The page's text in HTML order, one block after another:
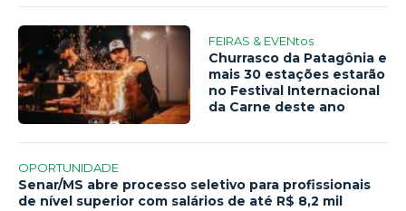
FEIRAS & EVENtos
Churrasco da Patagônia e
mais 30 estações estarão
no Festival Internacional
da Carne deste ano
OPORTUNIDADE
Senar/MS abre processo seletivo para profissionais
de nível superior com salários de até R$ 8,2 mil